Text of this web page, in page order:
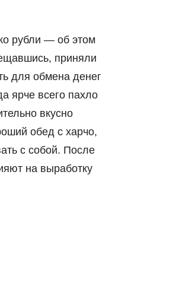
рубли — об этом
приняли
для обмена денег
ярче всего пахло
вкусно
обед с харчо,
с собой. После
на выработку